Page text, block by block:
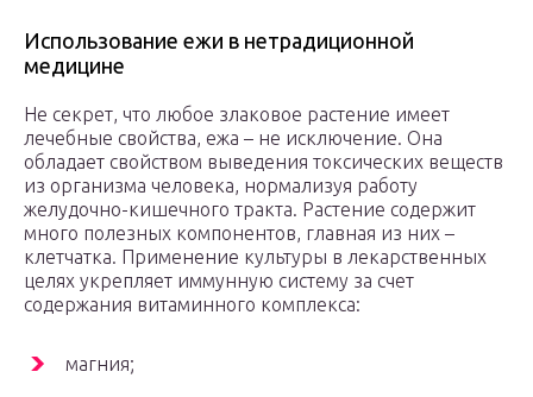
Использование ежи в нетрадиционной
медицине
Не секрет, что любое злаковое растение имеет
лечебные свойства, ежа – не исключение. Она
обладает свойством выведения токсических веществ
из организма человека, нормализуя работу
желудочно-кишечного тракта. Растение содержит
много полезных компонентов, главная из них –
клетчатка. Применение культуры в лекарственных
целях укрепляет иммунную систему за счет
содержания витаминного комплекса:
магния;